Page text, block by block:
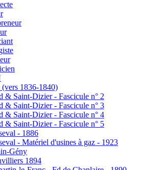
1836-1840)
& Saint-Dizier - Fascicule n° 2
& Saint-Dizier - Fascicule n° 3
& Saint-Dizier - Fascicule n° 4
& Saint-Dizier - Fascicule n° 5
- 1886
- Matériel d'usines à gaz - 1923
Gény
1894